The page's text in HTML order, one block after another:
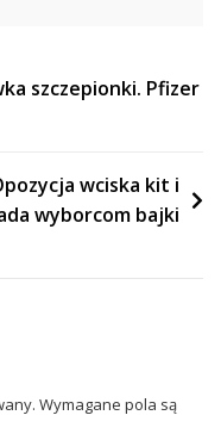
szczepionki. Pfizer
wciska kit i
wyborcom bajki
Wymagane pola są